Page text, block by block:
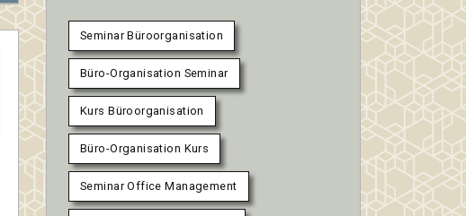
Seminar Büroorganisation
Büro-Organisation Seminar
Kurs Büroorganisation
Büro-Organisation Kurs
Seminar Office Management